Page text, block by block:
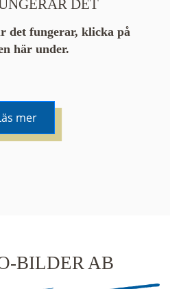
DET
det fungerar, klicka på
här under.
mer
BILDER AB